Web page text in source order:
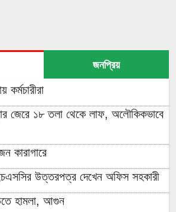
জনপ্রিয়
কর্মচারীরা
জেরে ১৮ তলা থেকে লাফ, অলৌকিকভাবে
কারাগারে
উত্তরপত্র দেখেন অফিস সহকারী
হামলা, আগুন